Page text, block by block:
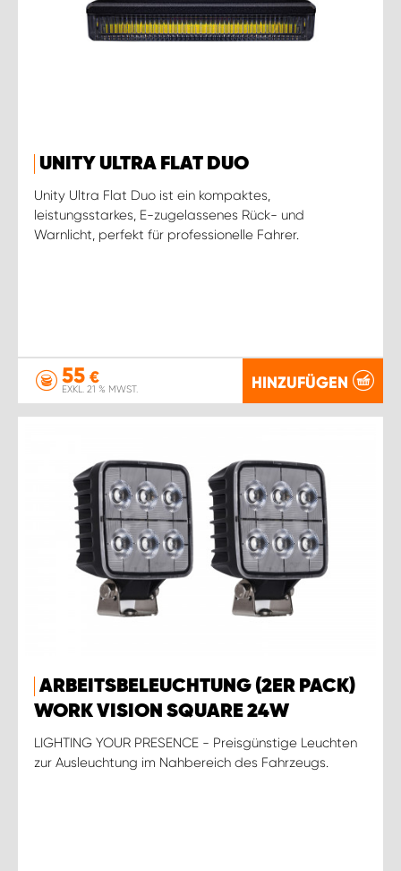
UNITY ULTRA FLAT DUO
Unity Ultra Flat Duo ist ein kompaktes,
leistungsstarkes, E-zugelassenes Rück- und
Warnlicht, perfekt für professionelle Fahrer.
55 €
EXKL. 21 % MWST. HINZUFÜGEN
ARBEITSBELEUCHTUNG (2ER PACK)
WORK VISION SQUARE 24W
LIGHTING YOUR PRESENCE - Preisgünstige Leuchten
zur Ausleuchtung im Nahbereich des Fahrzeugs.